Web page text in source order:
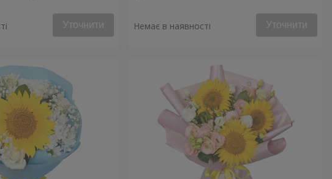
Уточнити Немає в наявності Уточнити